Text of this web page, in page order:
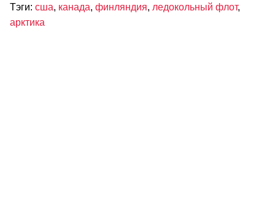
Тэги: сша, канада, финляндия, ледокольный флот,
арктика